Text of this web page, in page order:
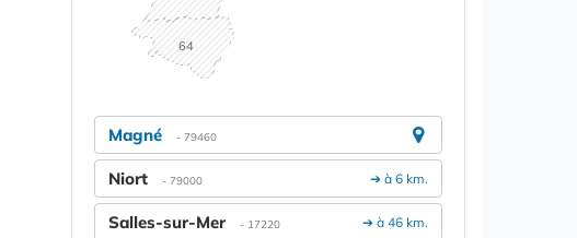
64
Magné - 79460
➔ à 6 km.
Niort - 79000
➔ à 46 km.
Salles-sur-Mer - 17220